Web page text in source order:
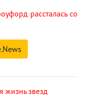
рассталась со
жизнь звезд